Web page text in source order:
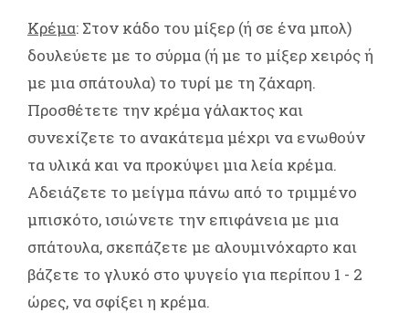
Κρέμα: Στον κάδο του μίξερ (ή σε ένα μπολ)
δουλεύετε με το σύρμα (ή με το μίξερ χειρός ή
με μια σπάτουλα) το τυρί με τη ζάχαρη.
Προσθέτετε την κρέμα γάλακτος και
συνεχίζετε το ανακάτεμα μέχρι να ενωθούν
τα υλικά και να προκύψει μια λεία κρέμα.
Αδειάζετε το μείγμα πάνω από το τριμμένο
μπισκότο, ισιώνετε την επιφάνεια με μια
σπάτουλα, σκεπάζετε με αλουμινόχαρτο και
βάζετε το γλυκό στο ψυγείο για περίπου 1 - 2
ώρες, να σφίξει η κρέμα.